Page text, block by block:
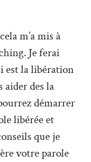
m’a mis à
Je ferai
est la libération
aider des la
démarrer
libérée et
que je
votre parole